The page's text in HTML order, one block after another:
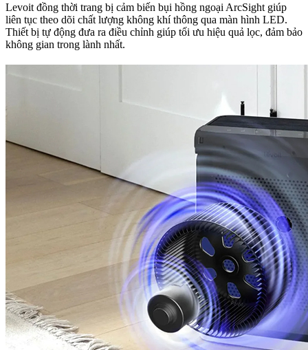
Levoit đồng thời trang bị cảm biến bụi hồng ngoại ArcSight giúp
liên tục theo dõi chất lượng không khí thông qua màn hình LED.
Thiết bị tự động đưa ra điều chỉnh giúp tối ưu hiệu quả lọc, đảm bảo
không gian trong lành nhất.